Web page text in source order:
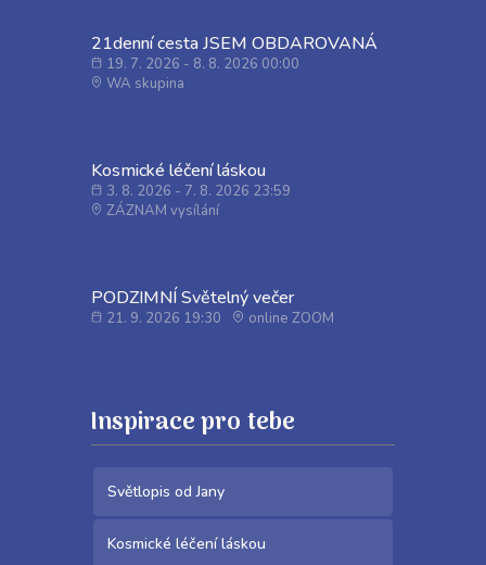
21denní cesta JSEM OBDAROVANÁ
19. 7. 2026 - 8. 8. 2026 00:00
WA skupina
Kosmické léčení láskou
3. 8. 2026 - 7. 8. 2026 23:59
ZÁZNAM vysílání
PODZIMNÍ Světelný večer
21. 9. 2026 19:30 online ZOOM
Inspirace pro tebe
Světlopis od Jany
Kosmické léčení láskou